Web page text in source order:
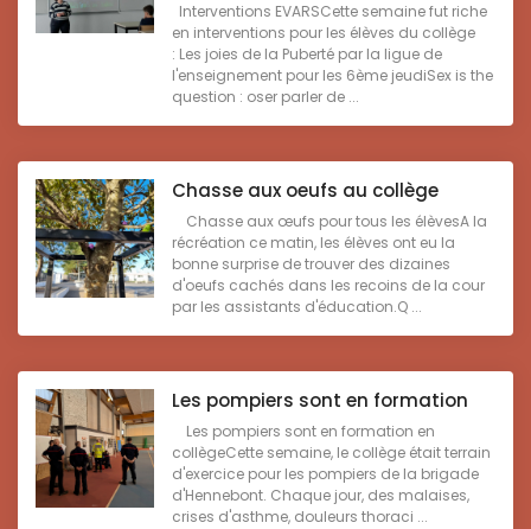
Interventions EVARSCette semaine fut riche
en interventions pour les élèves du collège
: Les joies de la Puberté par la ligue de
l'enseignement pour les 6ème jeudiSex is the
question : oser parler de ...
Chasse aux oeufs au collège
Chasse aux œufs pour tous les élèvesA la
récréation ce matin, les élèves ont eu la
bonne surprise de trouver des dizaines
d'oeufs cachés dans les recoins de la cour
par les assistants d'éducation.Q ...
Les pompiers sont en formation
Les pompiers sont en formation en
collègeCette semaine, le collège était terrain
d'exercice pour les pompiers de la brigade
d'Hennebont. Chaque jour, des malaises,
crises d'asthme, douleurs thoraci ...